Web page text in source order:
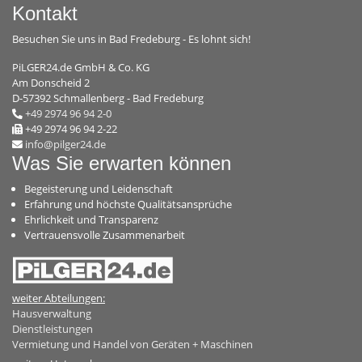
Kontakt
Besuchen Sie uns in Bad Fredeburg - Es lohnt sich!
PiLGER24.de GmbH & Co. KG
Am Donscheid 2
D-57392 Schmallenberg - Bad Fredeburg
+49 2974 96 94 2-0
+49 2974 96 94 2-22
info@pilger24.de
Was Sie erwarten können
Begeisterung und Leidenschaft
Erfahrung und höchste Qualitätsansprüche
Ehrlichkeit und Transparenz
Vertrauensvolle Zusammenarbeit
weiter Abteilungen:
Hausverwaltung
Dienstleistungen
Vermietung und Handel von Geräten + Maschinen